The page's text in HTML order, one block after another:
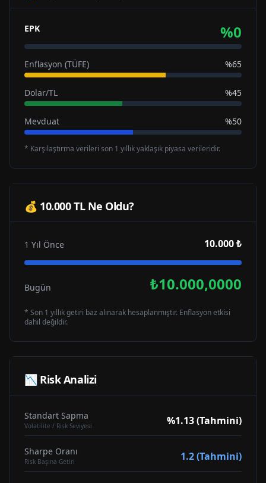
EPK %0
Enflasyon (TÜFE) %65
Dolar/TL %45
Mevduat %50
* Karşılaştırma verileri son 1 yıllık yaklaşık piyasa verileridir.
💰 10.000 TL Ne Oldu?
1 Yıl Önce 10.000 ₺
Bugün ₺10.000,0000
* Son 1 yıllık getiri baz alınarak hesaplanmıştır. Enflasyon etkisi
dahil değildir.
📉 Risk Analizi
Standart Sapma
Volatilite / Risk Seviyesi %1.13 (Tahmini)
Sharpe Oranı
Risk Başına Getiri 1.2 (Tahmini)